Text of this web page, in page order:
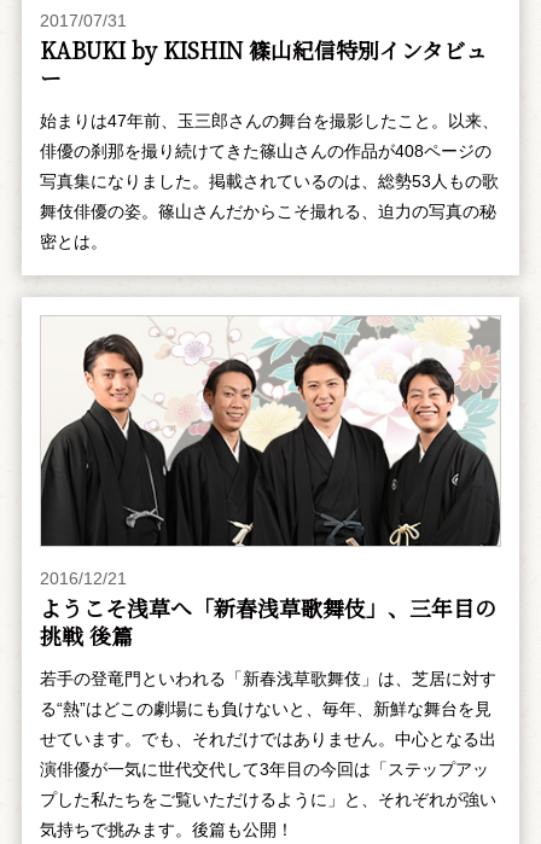
2017/07/31
KABUKI by KISHIN 篠山紀信特別インタビュ
ー
始まりは47年前、玉三郎さんの舞台を撮影したこと。以来、
俳優の刹那を撮り続けてきた篠山さんの作品が408ページの
写真集になりました。掲載されているのは、総勢53人もの歌
舞伎俳優の姿。篠山さんだからこそ撮れる、迫力の写真の秘
密とは。
2016/12/21
ようこそ浅草へ「新春浅草歌舞伎」、三年目の
挑戦 後篇
若手の登竜門といわれる「新春浅草歌舞伎」は、芝居に対す
る“熱”はどこの劇場にも負けないと、毎年、新鮮な舞台を見
せています。でも、それだけではありません。中心となる出
演俳優が一気に世代交代して3年目の今回は「ステップアッ
プした私たちをご覧いただけるように」と、それぞれが強い
気持ちで挑みます。後篇も公開！